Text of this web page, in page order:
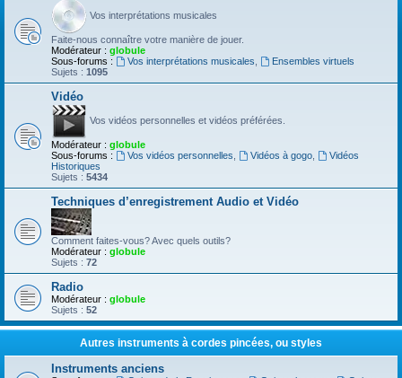
Vos interprétations musicales
Faite-nous connaître votre manière de jouer.
Modérateur : globule
Sous-forums :
Vos interprétations musicales
Ensembles virtuels
Sujets : 1095
Vidéo
Vos vidéos personnelles et vidéos préférées.
Modérateur : globule
Sous-forums :
Vos vidéos personnelles Vidéos à gogo,
Vidéos
Historiques
Sujets : 5434
Techniques d’enregistrement Audio et Vidéo
Comment faites-vous? Avec quels outils?
Modérateur : globule
Sujets : 72
Radio
Modérateur : globule
Sujets : 52
Autres instruments à cordes pincées, ou styles
Instruments anciens